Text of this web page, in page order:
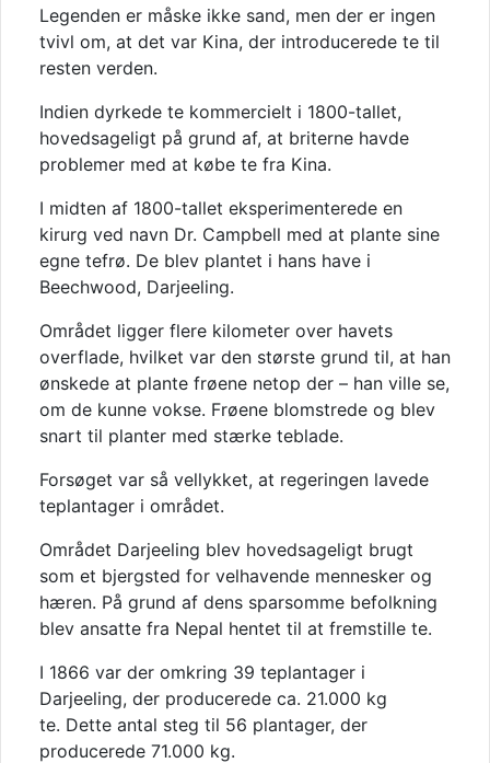
Legenden er måske ikke sand, men der er ingen
tvivl om, at det var Kina, der introducerede te til
resten verden.
Indien dyrkede te kommercielt i 1800-tallet,
hovedsageligt på grund af, at briterne havde
problemer med at købe te fra Kina.
I midten af 1800-tallet eksperimenterede en
kirurg ved navn Dr. Campbell med at plante sine
egne tefrø. De blev plantet i hans have i
Beechwood, Darjeeling.
Området ligger flere kilometer over havets
overflade, hvilket var den største grund til, at han
ønskede at plante frøene netop der – han ville se,
om de kunne vokse. Frøene blomstrede og blev
snart til planter med stærke teblade.
Forsøget var så vellykket, at regeringen lavede
teplantager i området.
Området Darjeeling blev hovedsageligt brugt
som et bjergsted for velhavende mennesker og
hæren. På grund af dens sparsomme befolkning
blev ansatte fra Nepal hentet til at fremstille te.
I 1866 var der omkring 39 teplantager i
Darjeeling, der producerede ca. 21.000 kg
te. Dette antal steg til 56 plantager, der
producerede 71.000 kg.